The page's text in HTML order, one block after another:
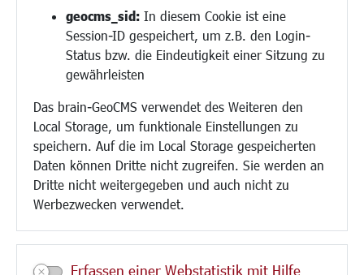
geocms_sid: In diesem Cookie ist eine
Session-ID gespeichert, um z.B. den Login-
Status bzw. die Eindeutigkeit einer Sitzung zu
gewährleisten
Das brain-GeoCMS verwendet des Weiteren den
Local Storage, um funktionale Einstellungen zu
speichern. Auf die im Local Storage gespeicherten
Daten können Dritte nicht zugreifen. Sie werden an
Dritte nicht weitergegeben und auch nicht zu
Werbezwecken verwendet.
Erfassen einer Webstatistik mit Hilfe
Bauen/Umwelt/Mobilität
Bebauungsplanung
Verkehr/Mobilität
Glasfaserausbau
Aktuelle Baustellen
Paddelteich
CINDY S
Kultur/Freizeit/Tourismus
Veranstaltungen